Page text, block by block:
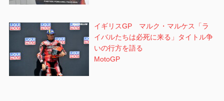
イギリスGP マルク・マルケス「ラ
イバルたちは必死に来る」タイトル争
いの行方を語る
MotoGP